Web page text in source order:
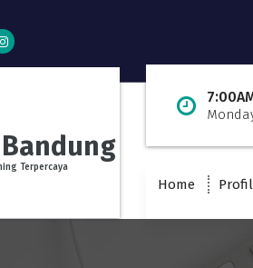
Terpercaya
Home